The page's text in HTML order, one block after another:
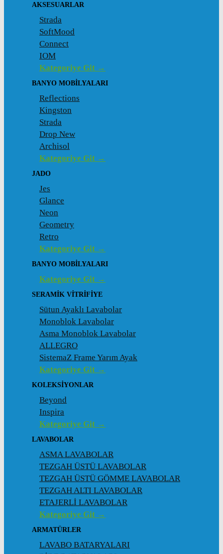
AKSESUARLAR
Strada
SoftMood
Connect
IOM
Kategoriye Git →
BANYO MOBILYALARI
Reflections
Kingston
Strada
Drop New
Archisol
Kategoriye Git →
JADO
Jes
Glance
Neon
Geometry
Retro
Kategoriye Git →
BANYO MOBILYALARI
Kategoriye Git →
SERAMIK VITRIFIYE
Sütun Ayaklı Lavabolar
Monoblok Lavabolar
Asma Monoblok Lavabolar
ALLEGRO
SistemaZ Frame Yarım Ayak
Kategoriye Git →
KOLEKSİYONLAR
Beyond
Inspira
Kategoriye Git →
LAVABOLAR
ASMA LAVABOLAR
TEZGAH ÜSTÜ LAVABOLAR
TEZGAH ÜSTÜ GÖMME LAVABOLAR
TEZGAH ALTI LAVABOLAR
ETAJERLİ LAVABOLAR
Kategoriye Git →
ARMATÜRLER
LAVABO BATARYALARI